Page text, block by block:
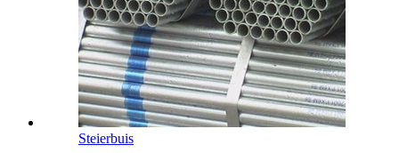
Steierbuis